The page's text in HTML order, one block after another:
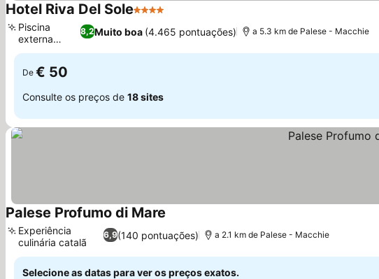
Hotel Riva Del Sole4 Estrelas
8,2Muito boa (4.465 pontuações)
Piscina
externa
ampla
a 5.3 km de Palese - Macchie
De € 50
Consulte os preços de 18 sites
Palese Profumo di Mare
6,9(140 pontuações)
Experiência
culinária catalã
a 2.1 km de Palese - Macchie
Selecione as datas para ver os preços exatos.